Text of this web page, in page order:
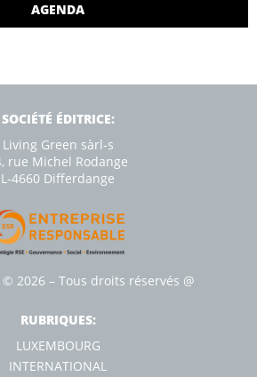
AGENDA
SOCIÉTÉ ÉDITRICE:
Living Green sàrl-s
rue Michel Rodange
L-4660 Diﬀerdange
© 2026 – Tous droits réservés @
RUBRIQUES:
LUXEMBOURG
INTERNATIONAL